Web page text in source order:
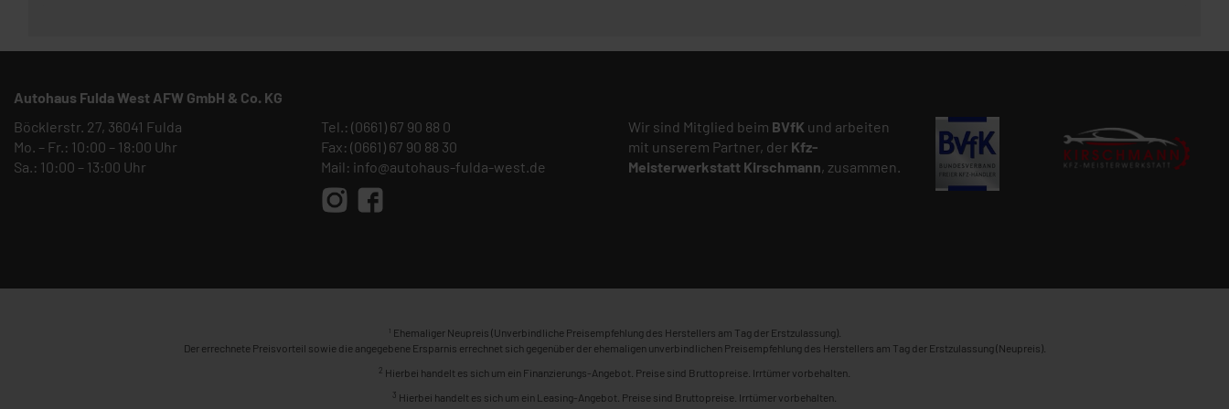
Autohaus Fulda West AFW GmbH & Co. KG
Böcklerstr. 27, 36041 Fulda
Mo. – Fr.: 10:00 – 18:00 Uhr
Sa.: 10:00 – 13:00 Uhr
Tel.: (0661) 67 90 88 0
Fax: (0661) 67 90 88 30
Mail: info@autohaus-fulda-west.de
Wir sind Mitglied beim BVfK und arbeiten
mit unserem Partner, der Kfz-
Meisterwerkstatt Kirschmann, zusammen.
1 Ehemaliger Neupreis (Unverbindliche Preisempfehlung des Herstellers am Tag der Erstzulassung).
Der errechnete Preisvorteil sowie die angegebene Ersparnis errechnet sich gegenüber der ehemaligen unverbindlichen Preisempfehlung des Herstellers am Tag der Erstzulassung (Neupreis).
2 Hierbei handelt es sich um ein Finanzierungs-Angebot. Preise sind Bruttopreise. Irrtümer vorbehalten.
3 Hierbei handelt es sich um ein Leasing-Angebot. Preise sind Bruttopreise. Irrtümer vorbehalten.